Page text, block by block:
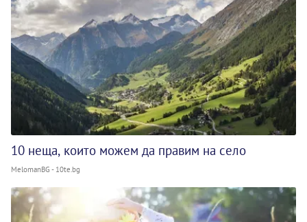
10 неща, които можем да правим на село
MelomanBG - 10te.bg